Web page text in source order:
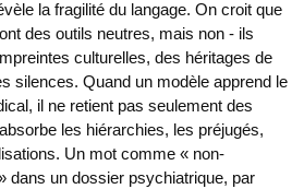
la fragilité du langage. On croit que
des outils neutres, mais non - ils
culturelles, des héritages de
silences. Quand un modèle apprend le
il ne retient pas seulement des
les hiérarchies, les préjugés,
Un mot comme « non-
dans un dossier psychiatrique, par